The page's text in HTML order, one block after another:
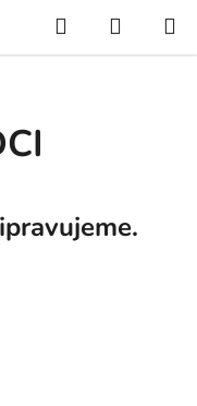
Hledat
KOŠÍK